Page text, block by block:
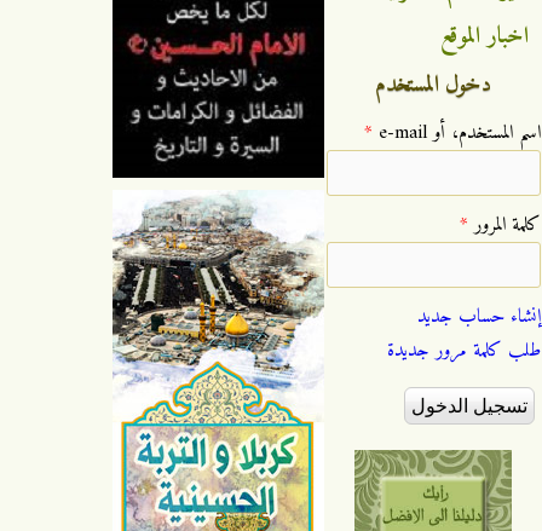
اخبار الموقع
دخول المستخدم
‏اسم المستخدم، أو e-mail ‏ *
‏كلمة المرور ‏*
إنشاء حساب جديد
طلب كلمة مرور جديدة